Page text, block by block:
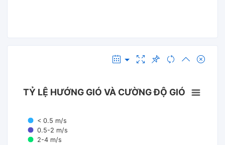
TỶ LỆ HƯỚNG GIÓ VÀ CƯỜNG ĐỘ GIÓ
< 0.5 m/s
0.5-2 m/s
2-4 m/s